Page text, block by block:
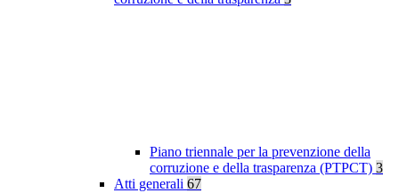
Piano triennale per la prevenzione della
corruzione e della trasparenza (PTPCT) 3
Atti generali 67